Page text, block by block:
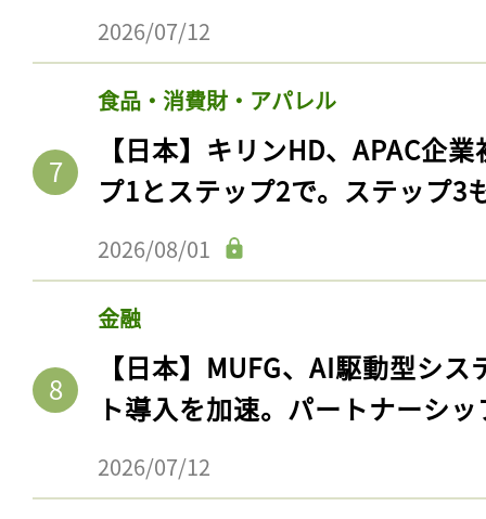
2026/07/12
食品・消費財・アパレル
【日本】キリンHD、APAC企
プ1とステップ2で。ステップ3
2026/08/01
金融
【日本】MUFG、AI駆動型シ
ト導入を加速。パートナーシ
2026/07/12